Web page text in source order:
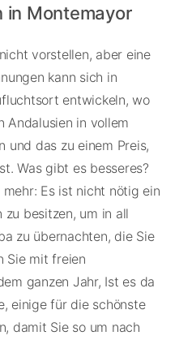
in Montemayor
vorstellen, aber eine
kann sich in
entwickeln, wo
Andalusien in vollem
und das zu einem Preis,
Was gibt es besseres?
Es ist nicht nötig ein
besitzen, um in all
zu übernachten, die Sie
Sie mit freien
ganzen Jahr, Ist es da
einige für die schönste
damit Sie so um nach